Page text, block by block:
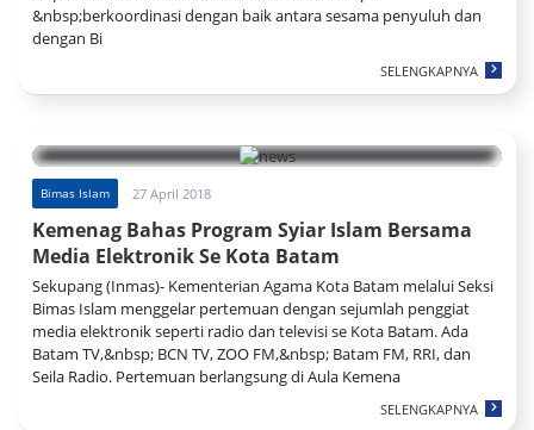
&nbsp;berkoordinasi dengan baik antara sesama penyuluh dan
dengan Bi
SELENGKAPNYA
Bimas Islam 27 April 2018
Kemenag Bahas Program Syiar Islam Bersama
Media Elektronik Se Kota Batam
Sekupang (Inmas)- Kementerian Agama Kota Batam melalui Seksi
Bimas Islam menggelar pertemuan dengan sejumlah penggiat
media elektronik seperti radio dan televisi se Kota Batam. Ada
Batam TV,&nbsp; BCN TV, ZOO FM,&nbsp; Batam FM, RRI, dan
Seila Radio. Pertemuan berlangsung di Aula Kemena
SELENGKAPNYA